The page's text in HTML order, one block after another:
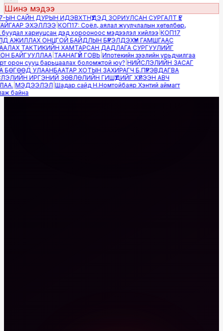
Шинэ мэдээ
САЙН ДУРЫН ИДЭВХТНҮҮДЭД ЗОРИУЛСАН СУРГАЛТ ҮЕ
ЭХЭЛЛЭЭ|КОП17: Соёл, аялал жуулчлалын хөтөлбөр,
хариуцсан дэд хорооноос мэдээлэл хийлээ|КОП17
АЖИЛЛАХ ОНЦГОЙ БАЙДЛЫН БҮРЭЛДЭХҮҮН ГАМШГААС
ТАКТИКИЙН ХАМТАРСАН ДАДЛАГА СУРГУУЛИЙГ
БАЙГУУЛЛАА|ТААНАГҮЙ ГОВЬ|Ипотекийн зээлийн урьдчилгаа
орон сууц барьцаалах боломжтой юу?|НИЙСЛЭЛИЙН ЗАСАГ
УЛААНБААТАР ХОТЫН ЗАХИРАГЧ Б.ПҮРЭВДАГВА
ИРГЭНИЙ ЗӨВЛӨЛИЙН ГИШҮҮДИЙГ ХҮЛЭЭН АВЧ
|МЭДЭЭЛЭЛ|Шадар сайд Н.Номтойбаяр Хэнтий аймагт
байна